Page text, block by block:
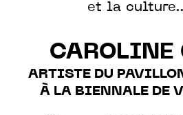
et la
CAROLINE
ARTISTE DU
À LA BIENNALE DE